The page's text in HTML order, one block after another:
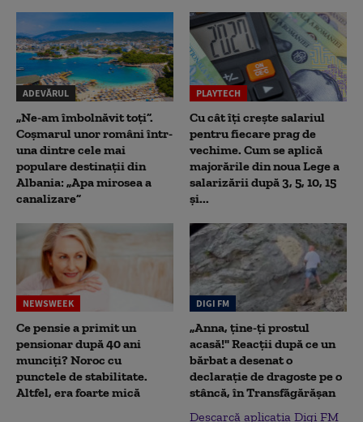
ADEVĂRUL
„Ne-am îmbolnăvit toți”.
Coșmarul unor români într-
una dintre cele mai
populare destinații din
Albania: „Apa mirosea a
canalizare”
PLAYTECH
Cu cât îți crește salariul
pentru fiecare prag de
vechime. Cum se aplică
majorările din noua Lege a
salarizării după 3, 5, 10, 15
și...
NEWSWEEK
Ce pensie a primit un
pensionar după 40 ani
munciți? Noroc cu
punctele de stabilitate.
Altfel, era foarte mică
DIGI FM
„Anna, ţine-ţi prostul
acasă!" Reacţii după ce un
bărbat a desenat o
declaraţie de dragoste pe o
stâncă, în Transfăgărăşan
Descarcă aplicația Digi FM